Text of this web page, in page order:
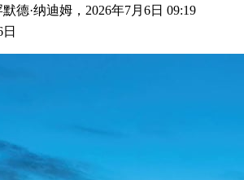
德·纳迪姆，2026年7月6日 09:19